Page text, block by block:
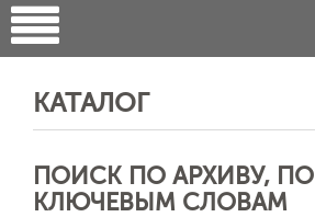
КАТАЛОГ
ПОИСК ПО АРХИВУ, ПО
КЛЮЧЕВЫМ СЛОВАМ